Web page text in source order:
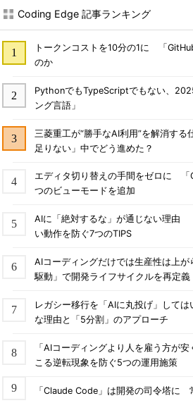
Coding Edge 記事ランキング
トークンコストを10分の1に 「
のか
PythonでもTypeScriptでもない、
ング言語」
三菱重工が“勝手なAI利用”を解消す
足りない」中でどう進めた？
エディタ切り替えの手間をゼロに 「
つのビューモードを追加
AIに「絶対するな」が通じない理由
い動作を防ぐ7つのTIPS
AIコーディングだけでは生産性は上
駆動」で開発ライフサイクルを再定義
レガシー移行を「AIに丸投げ」して
な理由と「5分割」のアプローチ
「AIコーディングより人を雇う方が
こる逆転現象を防ぐ5つの運用施策
「Claude Code」は開発の司令塔に